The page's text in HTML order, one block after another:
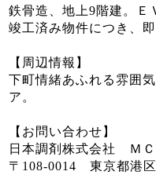
鉄骨造、地上9階建。Ｅ
竣工済み物件につき、即
【周辺情報】
下町情緒あふれる雰囲
ア。
【お問い合わせ】
日本調剤株式会社 Ｍ
〒108-0014 東京都港